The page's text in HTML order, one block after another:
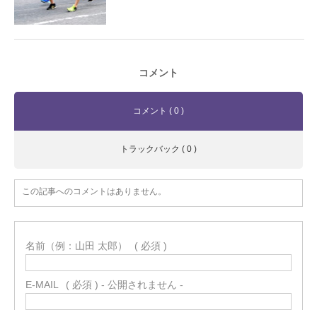
コメント
コメント ( 0 )
トラックバック ( 0 )
この記事へのコメントはありません。
名前（例：山田 太郎） ( 必須 )
E-MAIL ( 必須 ) - 公開されません -